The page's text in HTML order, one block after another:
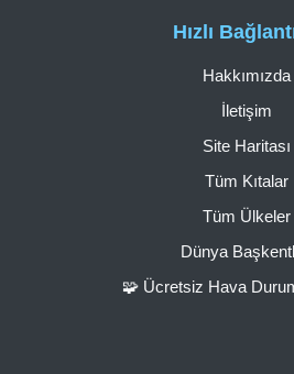
Hızlı
Hakkımızda
İletişim
Site Haritası
Tüm Kıtalar
Tüm Ülkeler
Dünya
🧩 Ücretsiz Hava